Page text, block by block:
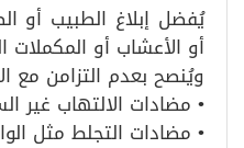
يُفضل إبلاغ الطبيب أو
أو الأعشاب أو المكملات
ويُنصح بعدم التزامن مع
• مضادات الالتهاب غير
• مضادات التجلط مثل